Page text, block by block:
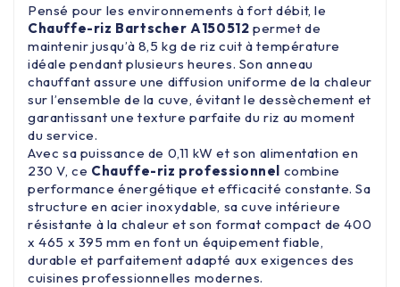
Pensé pour les environnements à fort débit, le
Chauffe-riz Bartscher A150512 permet de
maintenir jusqu’à 8,5 kg de riz cuit à température
idéale pendant plusieurs heures. Son anneau
chauffant assure une diffusion uniforme de la chaleur
sur l’ensemble de la cuve, évitant le dessèchement et
garantissant une texture parfaite du riz au moment
du service.
Avec sa puissance de 0,11 kW et son alimentation en
230 V, ce Chauffe-riz professionnel combine
performance énergétique et efficacité constante. Sa
structure en acier inoxydable, sa cuve intérieure
résistante à la chaleur et son format compact de 400
x 465 x 395 mm en font un équipement fiable,
durable et parfaitement adapté aux exigences des
cuisines professionnelles modernes.